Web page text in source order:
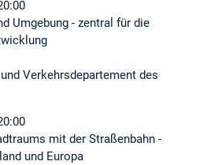
Umgebung - zentral für die
Verkehrsdepartement des
mit der Straßenbahn -
und Europa